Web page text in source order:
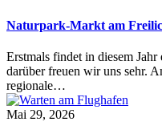
Naturpark-Markt am
Erstmals findet in diesem
darüber freuen wir uns sehr.
regionale…
Mai 29, 2026